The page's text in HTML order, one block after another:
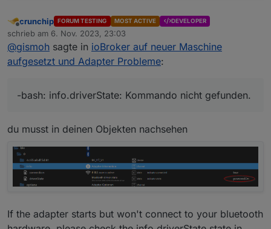
Offline
crunchip FORUM TESTING MOST ACTIVE DEVELOPER
schrieb am 6. Nov. 2023, 23:03
zuletzt editiert von
@gismoh sagte in ioBroker auf neuer Maschine
aufgesetzt und Adapter Probleme:
-bash: info.driverState: Kommando nicht gefunden.
du musst in deinen Objekten nachsehen
If the adapter starts but won't connect to your bluetooth